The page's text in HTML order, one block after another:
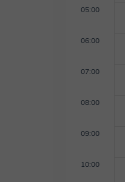
05:00
06:00
07:00
08:00
09:00
10:00